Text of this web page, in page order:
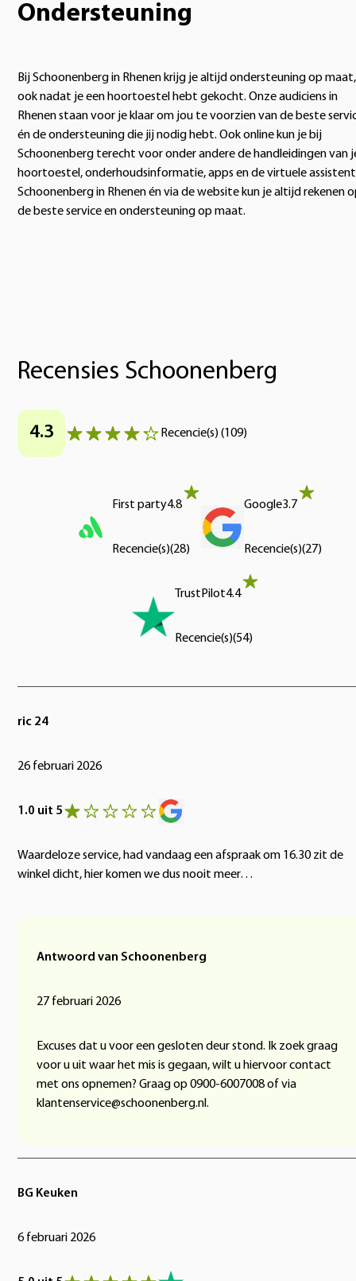
Ondersteuning
Bij Schoonenberg in Rhenen krijg je altijd ondersteuning op maat,
ook nadat je een hoortoestel hebt gekocht. Onze audiciens in
Rhenen staan voor je klaar om jou te voorzien van de beste
én de ondersteuning die jij nodig hebt. Ook online kun je bij
Schoonenberg terecht voor onder andere de handleidingen van
hoortoestel, onderhoudsinformatie, apps en de virtuele
Schoonenberg in Rhenen én via de website kun je altijd rekenen
de beste service en ondersteuning op maat.
Recensies Schoonenberg
4.3 Recencie(s)(109)
First party4.8
Recencie(s)(28)
Google3.7
Recencie(s)(27)
TrustPilot4.4
Recencie(s)(54)
ric 24
26 februari 2026
1.0 uit 5
Waardeloze service, had vandaag een afspraak om 16.30 zit de
winkel dicht, hier komen we dus nooit meer…
Antwoord van Schoonenberg
27 februari 2026
Excuses dat u voor een gesloten deur stond. Ik zoek graag
voor u uit waar het mis is gegaan, wilt u hiervoor contact
met ons opnemen? Graag op 0900-6007008 of via
klantenservice@schoonenberg.nl.
BG Keuken
6 februari 2026